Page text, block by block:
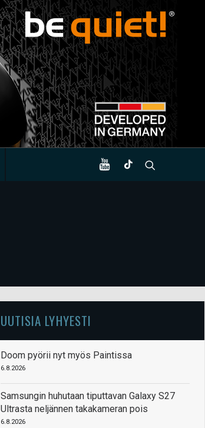
UUTISIA LYHYESTI
Doom pyörii nyt myös Paintissa
6.8.2026
Samsungin huhutaan tiputtavan Galaxy S27
Ultrasta neljännen takakameran pois
6.8.2026